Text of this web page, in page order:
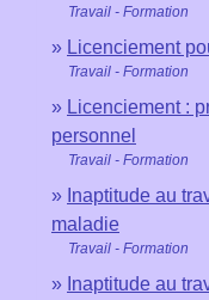
Travail - Formation
Licenciement
Travail - Formation
Licenciement :
personnel
Travail - Formation
Inaptitude au
maladie
Travail - Formation
Inaptitude au